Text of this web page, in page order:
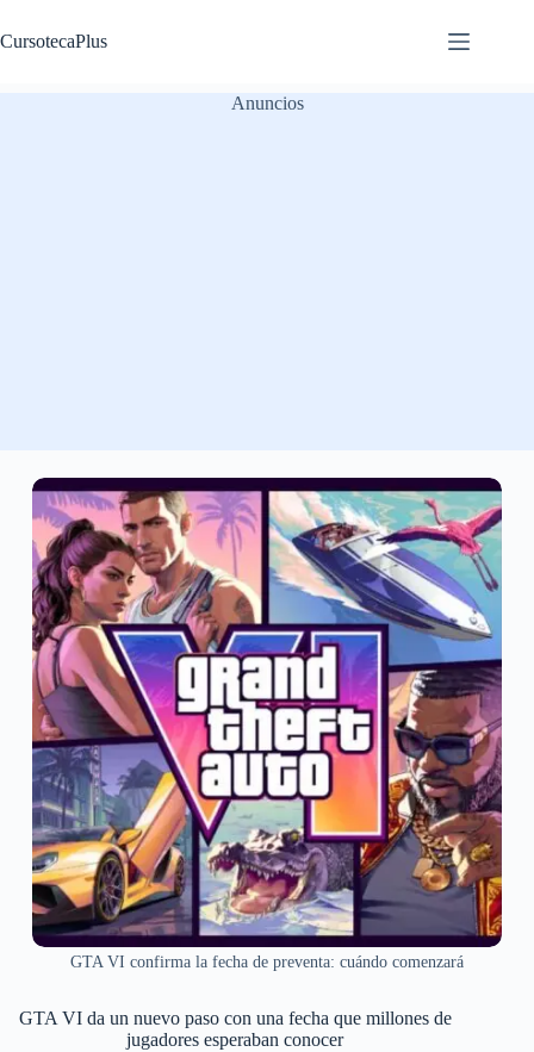
al
contenido
CursotecaPlus
Anuncios
GTA VI confirma la fecha de preventa: cuándo comenzará
GTA VI da un nuevo paso con una fecha que millones de
jugadores esperaban conocer